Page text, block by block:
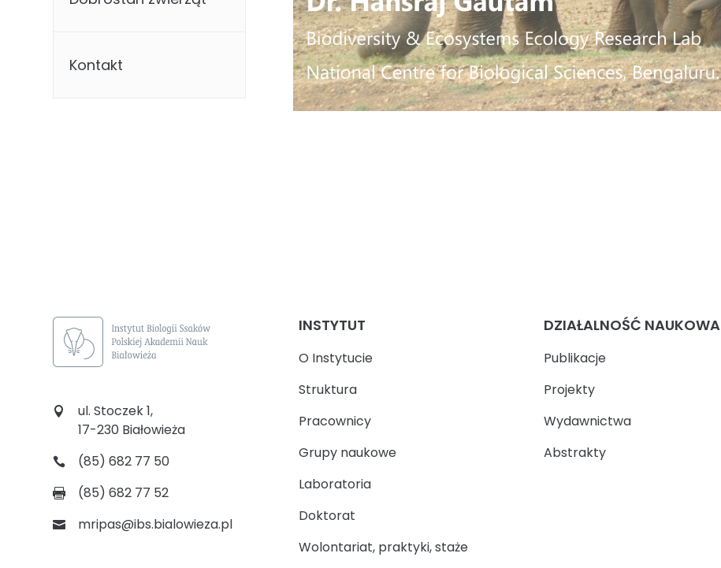
Kontakt
ul. Stoczek 1,
17-230 Białowieża
(85) 682 77 50
(85) 682 77 52
mripas@ibs.bialowieza.pl
INSTYTUT
O Instytucie
Struktura
Pracownicy
Grupy naukowe
Laboratoria
Doktorat
Wolontariat, praktyki, staże
DZIAŁALNOŚĆ NAUKOWA
Publikacje
Projekty
Wydawnictwa
Abstrakty